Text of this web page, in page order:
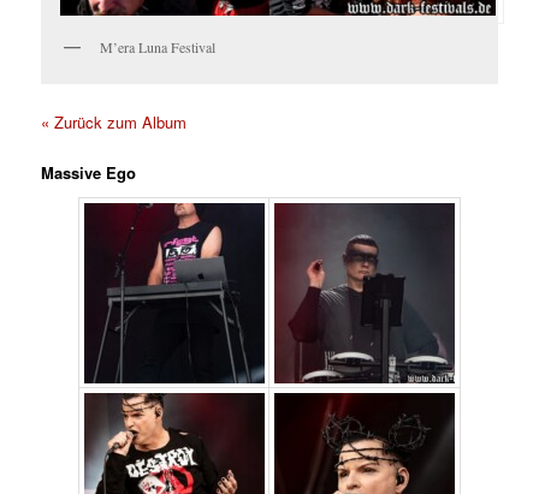
M’era Luna Festival
« Zurück zum Album
Massive Ego